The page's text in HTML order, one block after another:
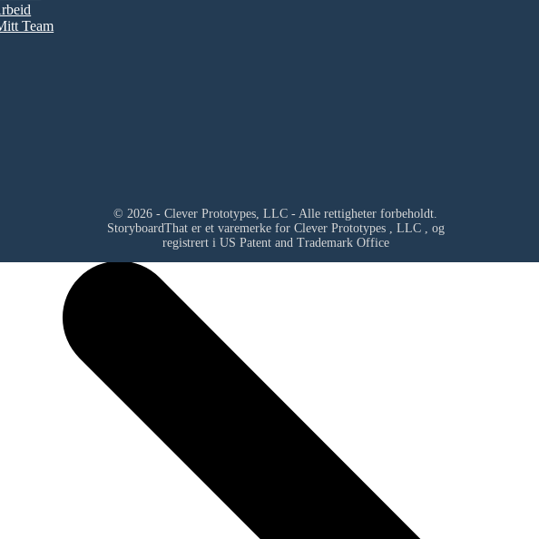
Team
© 2026 - Clever Prototypes, LLC - Alle rettigheter forbeholdt.
StoryboardThat er et varemerke for Clever Prototypes , LLC, og
registrert i US Patent and Trademark Office